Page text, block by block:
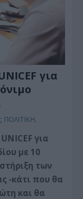
για
ΠΟΛΙΤΙΚΗ,
για
με 10
των
-κάτι που θα
και θα